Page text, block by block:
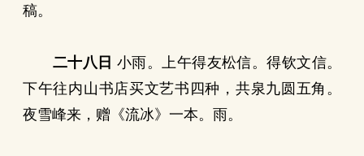
稿。
二十八日 小雨。上午得友松信。得钦文信。
下午往内山书店买文艺书四种，共泉九圆五角。
夜雪峰来，赠《流冰》一本。雨。